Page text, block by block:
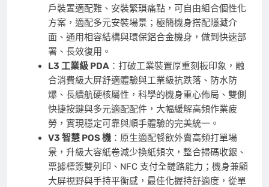
戶裝置適配難、安裝繁瑣痛點，可自由組合個性化
方案，適配多元安裝場景；極簡機身搭配隱藏介
面、通用相容結構與環保鋁合金機身，做到快速部
署、長效復用。
L3 工業級 PDA ：打破工業裝置厚重刻板印象，融
合消費級大屏舒適體驗與工業級抗跌落、防水防
爆、長續航硬核屬性，科學的機身重心佈局、雙側
快捷按鍵與多元適配配件，大幅緩解高頻作業疲
勞，實現穩定可靠與順手體驗的完美統一。
V3 智慧 POS機：原生適配餐飲外賣高頻打單場
景，升級大容紙卷減少換紙頻次，整合掃碼收銀、
票據標簽雙列印、NFC 支付全鏈路能力；機身兼顧
大屏視野與手持平衡感，最佳化握持舒適度，從單